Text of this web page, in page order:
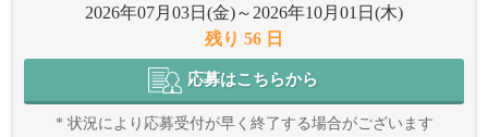
2026年07月03日(金)～2026年10月01日(木)
残り 56 日
応募はこちらから
* 状況により応募受付が早く終了する場合がございます